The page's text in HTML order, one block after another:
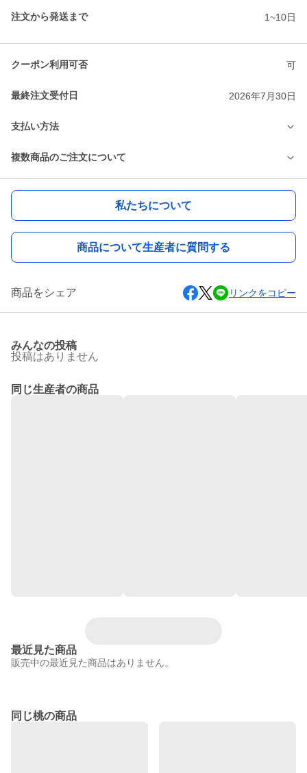
注文から発送まで 1~10日
クーポン利用可否 可
最終注文受付日 2026年7月30日
支払い方法
複数商品のご注文について
私たちについて
商品について生産者に質問する
商品をシェア リンクをコピー
みんなの投稿
投稿はありません
同じ生産者の商品
最近見た商品
販売中の最近見た商品はありません。
同じ桃の商品